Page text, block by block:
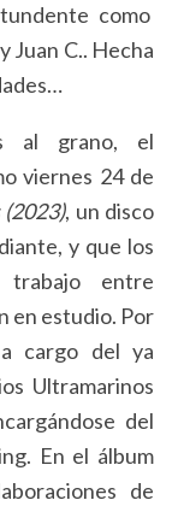
como
Juan C.. Hecha
al grano, el
viernes 24 de
, un disco
y que los
entre
en estudio. Por
cargo del ya
Ultramarinos
del
En el álbum
de